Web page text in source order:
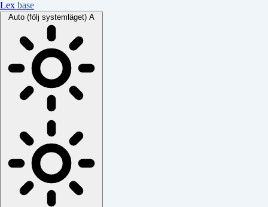
Lex base
Auto (följ systemläget) A